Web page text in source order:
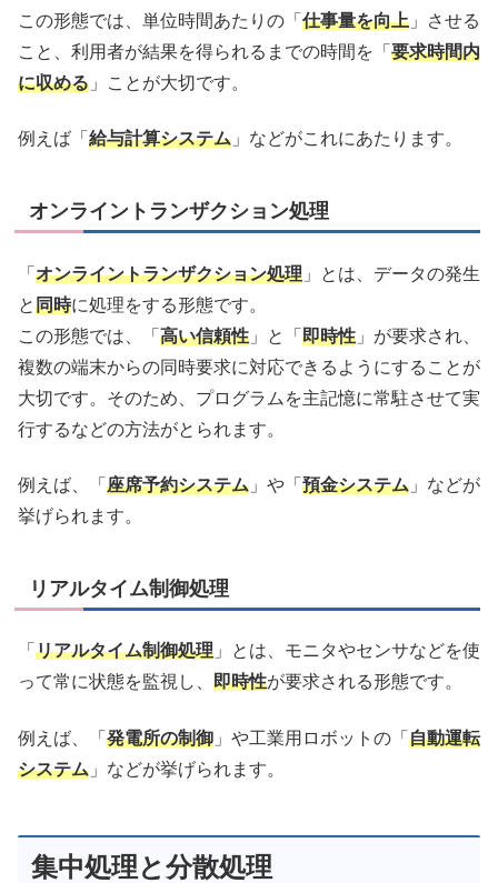
この形態では、単位時間あたりの「 仕事量を向上 」させる
こと、利用者が結果を得られるまでの時間を「 要求時間内
に収める 」ことが大切です。
例えば「 給与計算システム 」などがこれにあたります。
オンライントランザクション処理
「 オンライントランザクション処理 」とは、データの発生
と同時に処理をする形態です。
この形態では、「 高い信頼性 」と「 即時性 」が要求され、
複数の端末からの同時要求に対応できるようにすることが
大切です。そのため、プログラムを主記憶に常駐させて実
行するなどの方法がとられます。
例えば、「 座席予約システム 」や「 預金システム 」などが
挙げられます。
リアルタイム制御処理
「 リアルタイム制御処理 」とは、モニタやセンサなどを使
って常に状態を監視し、 即時性が要求される形態です。
例えば、「 発電所の制御 」や工業用ロボットの「 自動運転
システム 」などが挙げられます。
集中処理と分散処理